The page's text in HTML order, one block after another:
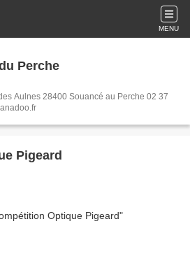
MENU
Perche
Aulnes 28400 Souancé au Perche 02 37
Pigeard